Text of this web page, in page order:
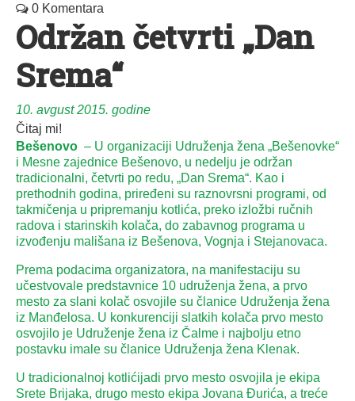
0 Komentara
Održan četvrti „Dan
Srema“
10. avgust 2015. godine
Čitaj mi!
Bešenovo – U organizaciji Udruženja žena „Bešenovke“
i Mesne zajednice Bešenovo, u nedelju je održan
tradicionalni, četvrti po redu, „Dan Srema“. Kao i
prethodnih godina, priređeni su raznovrsni programi, od
takmičenja u pripremanju kotlića, preko izložbi ručnih
radova i starinskih kolača, do zabavnog programa u
izvođenju mališana iz Bešenova, Vognja i Stejanovaca.
Prema podacima organizatora, na manifestaciju su
učestvovale predstavnice 10 udruženja žena, a prvo
mesto za slani kolač osvojile su članice Udruženja žena
iz Manđelosa. U konkurenciji slatkih kolača prvo mesto
osvojilo je Udruženje žena iz Čalme i najbolju etno
postavku imale su članice Udruženja žena Klenak.
U tradicionalnoj kotlićijadi prvo mesto osvojila je ekipa
Srete Brijaka, drugo mesto ekipa Jovana Đurića, a treće